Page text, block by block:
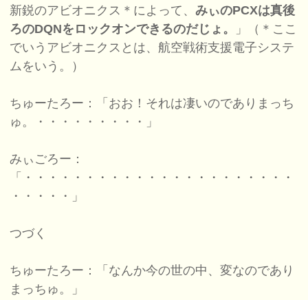
新鋭のアビオニクス＊によって、みぃのPCXは真後
ろのDQNをロックオンできるのだじょ。
」（＊ここ
でいうアビオニクスとは、航空戦術支援電子システ
ムをいう。）
ちゅーたろー：「おお！それは凄いのでありまっち
ゅ。・・・・・・・・・」
みぃごろー：
「・・・・・・・・・・・・・・・・・・・・・・
・・・・・」
つづく
ちゅーたろー：「なんか今の世の中、変なのであり
まっちゅ。」